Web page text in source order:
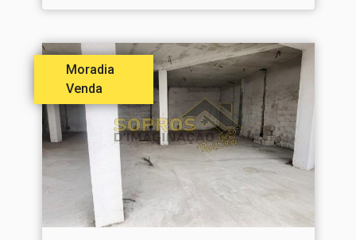
Moradia
Venda